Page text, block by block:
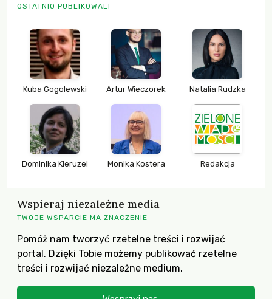
OSTATNIO PUBLIKOWALI
Kuba Gogolewski Artur Wieczorek Natalia Rudzka
Dominika Kieruzel Monika Kostera Redakcja
Wspieraj niezależne media
TWOJE WSPARCIE MA ZNACZENIE
Pomóż nam tworzyć rzetelne treści i rozwijać
portal. Dzięki Tobie możemy publikować rzetelne
treści i rozwijać niezależne medium.